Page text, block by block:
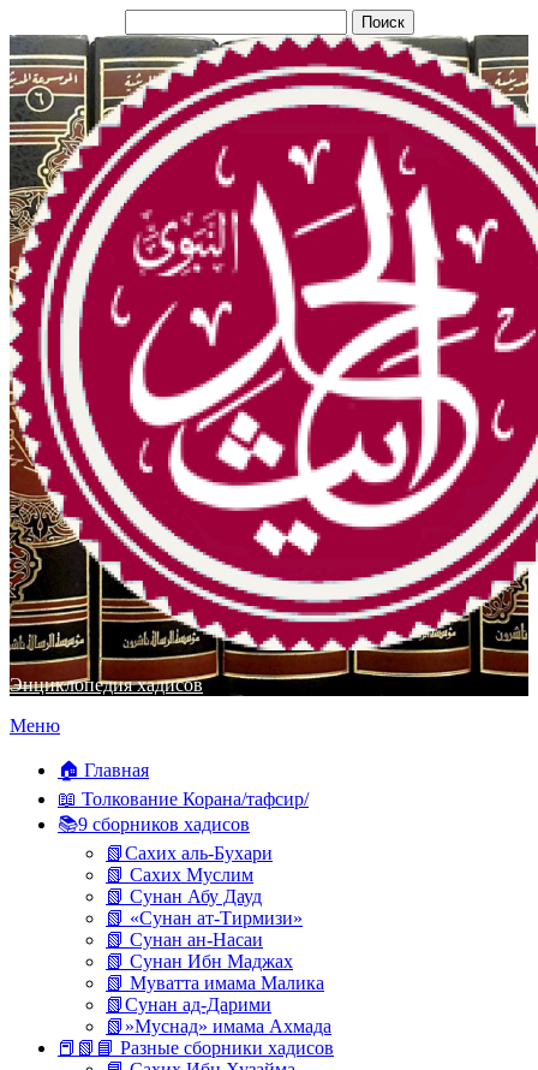
Энциклопедия хадисов
Перейти
содержимому
Меню
🏠 Главная
📖 Толкование Корана/тафсир/
📚9 сборников хадисов
📗Сахих аль-Бухари
📗 Сахих Муслим
📗 Сунан Абу Дауд
📗 «Сунан ат-Тирмизи»
📗 Сунан ан-Насаи
📗 Сунан Ибн Маджах
📗 Муватта имама Малика
📗Сунан ад-Дарими
📗»Муснад» имама Ахмада
📕📗📘 Разные сборники хадисов